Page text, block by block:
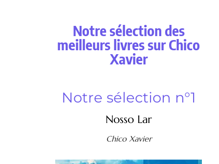
Notre sélection des
meilleurs livres sur Chico
Xavier
Notre sélection n°1
Nosso Lar
Chico Xavier